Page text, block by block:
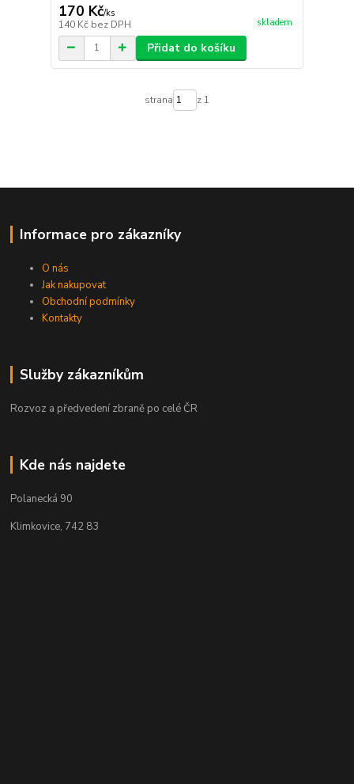
170 Kč/ks
140 Kč bez DPH skladem
Přidat do košíku
strana z 1
Informace pro zákazníky
O nás
Jak nakupovat
Obchodní podmínky
Kontakty
Služby zákazníkům
Rozvoz a předvedení zbraně po celé ČR
Kde nás najdete
Polanecká 90
Klimkovice, 742 83